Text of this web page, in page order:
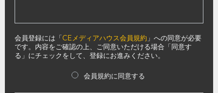
会員登録には「CEメディアハウス会員規約 」への同意が必要
です。内容をご確認の上、ご同意いただける場合「同意す
る」にチェックをして、登録にお進みください。
会員規約に同意する